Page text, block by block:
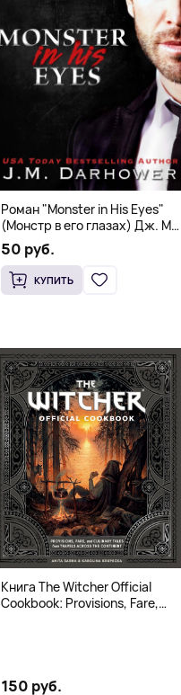
Роман "Monster in His Eyes"
(Монстр в его глазах) Дж. М.
Дарховер | Mafia Romance
18+
50 руб.
КУПИТЬ
Книга The Witcher Official
Cookbook: Provisions, Fare,
150 руб.